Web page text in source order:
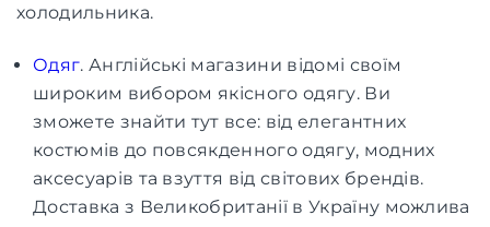
холодильника.
Одяг. Англійські магазини відомі своїм
широким вибором якісного одягу. Ви
зможете знайти тут все: від елегантних
костюмів до повсякденного одягу, модних
аксесуарів та взуття від світових брендів.
Доставка з Великобританії в Україну можлива